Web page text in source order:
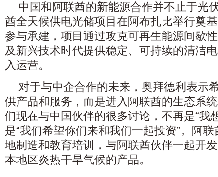
中国和阿联酋的新能源合作并不止于光
酋全天候供电光储项目在阿布扎比举行奠
参与承建，项目通过攻克可再生能源间歇
及新兴技术时代提供稳定、可持续的清洁
入运营。
对于与中企合作的未来，奥拜德利表示
供产品和服务，而是进入阿联酋的生态系
们现在与中国伙伴的很多讨论，不再是“我
是“我们希望你们来和我们一起投资”。阿
地制造和教育培训，与阿联酋伙伴一起开
本地区炎热干旱气候的产品。